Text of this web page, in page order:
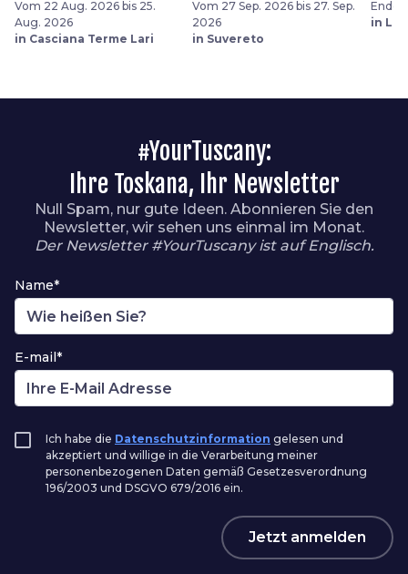
Vom 22 Aug. 2026 bis 25.
Aug. 2026
in Casciana Terme Lari
Vom 27 Sep. 2026 bis 27. Sep.
2026
in Suvereto
Ende
in
#YourTuscany:
Ihre Toskana, Ihr Newsletter
Null Spam, nur gute Ideen. Abonnieren Sie den
Newsletter, wir sehen uns einmal im Monat.
Der Newsletter #YourTuscany ist auf Englisch.
Name*
E-mail*
Ich habe die Datenschutzinformation gelesen und
akzeptiert und willige in die Verarbeitung meiner
personenbezogenen Daten gemäß Gesetzesverordnung
196/2003 und DSGVO 679/2016 ein.
Jetzt anmelden